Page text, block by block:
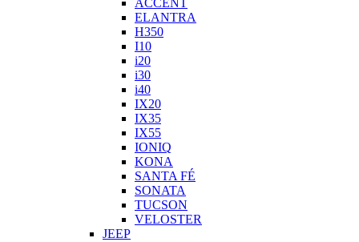
ELANTRA
H350
I10
i20
i30
i40
IX20
IX35
IX55
IONIQ
KONA
SANTA FÉ
SONATA
TUCSON
VELOSTER
JEEP